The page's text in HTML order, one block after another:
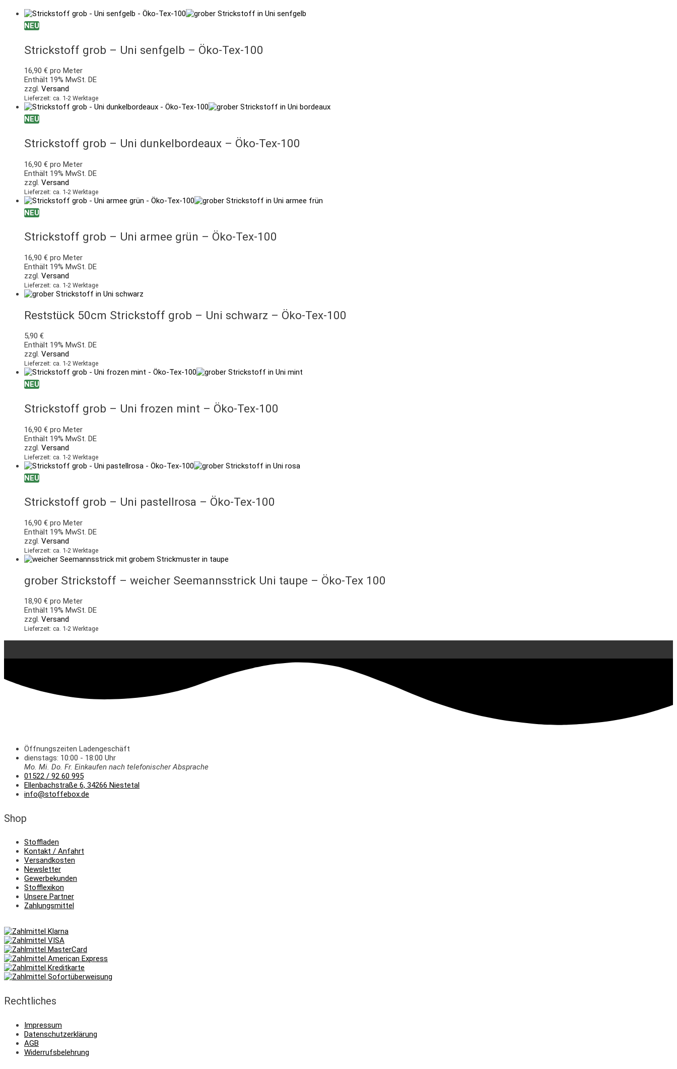
NEU
Strickstoff grob – Uni senfgelb – Öko-Tex-100
16,90 € pro Meter
Enthält 19% MwSt. DE
zzgl. Versand
Lieferzeit: ca. 1-2 Werktage
NEU
Strickstoff grob – Uni dunkelbordeaux – Öko-Tex-100
16,90 € pro Meter
Enthält 19% MwSt. DE
zzgl. Versand
Lieferzeit: ca. 1-2 Werktage
NEU
Strickstoff grob – Uni armee grün – Öko-Tex-100
16,90 € pro Meter
Enthält 19% MwSt. DE
zzgl. Versand
Lieferzeit: ca. 1-2 Werktage
Reststück 50cm Strickstoff grob – Uni schwarz – Öko-Tex-100
5,90 €
Enthält 19% MwSt. DE
zzgl. Versand
Lieferzeit: ca. 1-2 Werktage
NEU
Strickstoff grob – Uni frozen mint – Öko-Tex-100
16,90 € pro Meter
Enthält 19% MwSt. DE
zzgl. Versand
Lieferzeit: ca. 1-2 Werktage
NEU
Strickstoff grob – Uni pastellrosa – Öko-Tex-100
16,90 € pro Meter
Enthält 19% MwSt. DE
zzgl. Versand
Lieferzeit: ca. 1-2 Werktage
grober Strickstoff – weicher Seemannsstrick Uni taupe – Öko-Tex 100
18,90 € pro Meter
Enthält 19% MwSt. DE
zzgl. Versand
Lieferzeit: ca. 1-2 Werktage
Öffnungszeiten Ladengeschäft
dienstags: 10:00 - 18:00 Uhr
Mo. Mi. Do. Fr. Einkaufen nach telefonischer Absprache
01522 / 92 60 995
Ellenbachstraße 6, 34266 Niestetal
info@stoffebox.de
Shop
Stoffladen
Kontakt / Anfahrt
Versandkosten
Newsletter
Gewerbekunden
Stofflexikon
Unsere Partner
Zahlungsmittel
Rechtliches
Impressum
Datenschutzerklärung
AGB
Widerrufsbelehrung